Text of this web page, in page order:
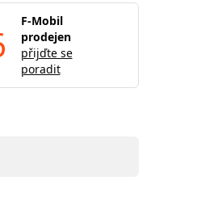
F-Mobil
prodejen
přijďte se
poradit